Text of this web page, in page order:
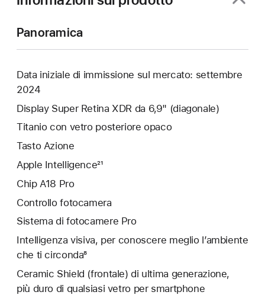
Panoramica
Data iniziale di immissione sul mercato: settembre
2024
Display Super Retina XDR da 6,9" (diagonale)
Titanio con vetro posteriore opaco
Tasto Azione
Apple Intelligence²¹
Chip A18 Pro
Controllo fotocamera
Sistema di fotocamere Pro
Intelligenza visiva, per conoscere meglio l’ambiente
che ti circonda⁸
Ceramic Shield (frontale) di ultima generazione,
più duro di qualsiasi vetro per smartphone